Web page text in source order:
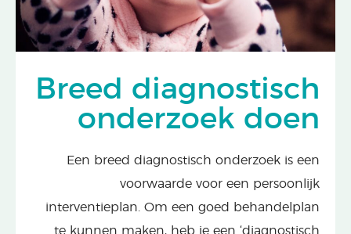
Breed diagnostisch
onderzoek doen
Een breed diagnostisch onderzoek is een
voorwaarde voor een persoonlijk
interventieplan. Om een goed behandelplan
te kunnen maken, heb je een ‘diagnostisch